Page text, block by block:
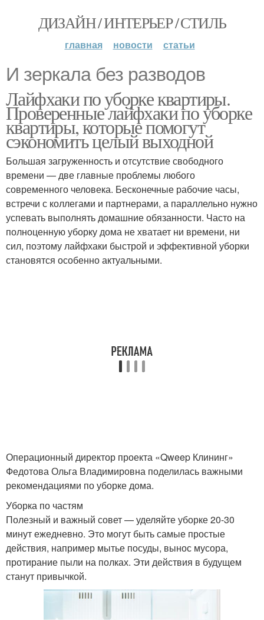
ДИЗАЙН / ИНТЕРЬЕР / СТИЛЬ
главная новости статьи
И зеркала без разводов
Лайфхаки по уборке квартиры.
Проверенные лайфхаки по уборке
квартиры, которые помогут
сэкономить целый выходной
Большая загруженность и отсутствие свободного
времени — две главные проблемы любого
современного человека. Бесконечные рабочие часы,
встречи с коллегами и партнерами, а параллельно нужно
успевать выполнять домашние обязанности. Часто на
полноценную уборку дома не хватает ни времени, ни
сил, поэтому лайфхаки быстрой и эффективной уборки
становятся особенно актуальными.
Операционный директор проекта «Qweep Клининг»
Федотова Ольга Владимировна поделилась важными
рекомендациями по уборке дома.
Уборка по частям
Полезный и важный совет — уделяйте уборке 20-30
минут ежедневно. Это могут быть самые простые
действия, например мытье посуды, вынос мусора,
протирание пыли на полках. Эти действия в будущем
станут привычкой.